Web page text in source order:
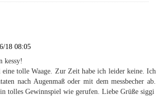
18 08:05
kessy!
eine tolle Waage. Zur Zeit habe ich leider keine. Ich
nach Augenmaß oder mit dem messbecher ab.
tolles Gewinnspiel wie gerufen. Liebe Grüße siggi